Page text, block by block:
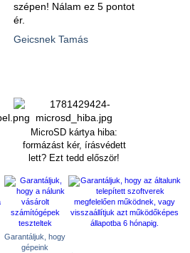
szépen! Nálam ez 5 pontot
ér.
Geicsnek Tamás
MicroSD kártya hiba:
formázást kér, írásvédett
lett? Ezt tedd először!
Garantáljuk, hogy
gépeink